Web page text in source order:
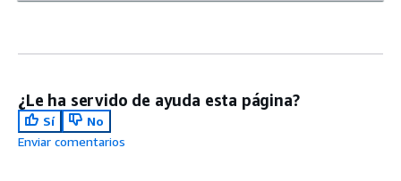
¿Le ha servido de ayuda esta página?
Sí
No
Enviar comentarios